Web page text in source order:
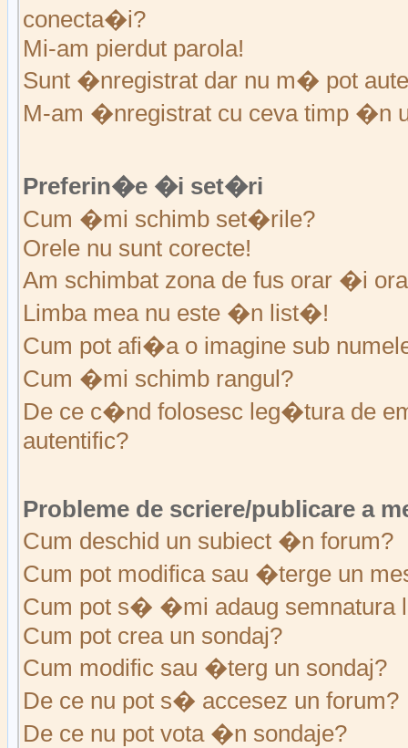
conecta�i?
Mi-am pierdut parola!
Sunt �nregistrat dar nu m� pot
M-am �nregistrat cu ceva timp �n
Preferin�e �i set�ri
Cum �mi schimb set�rile?
Orele nu sunt corecte!
Am schimbat zona de fus orar �i
Limba mea nu este �n list�!
Cum pot afi�a o imagine sub
Cum �mi schimb rangul?
De ce c�nd folosesc leg�tura de
autentific?
Probleme de scriere/publicare a
Cum deschid un subiect �n forum?
Cum pot modifica sau �terge un
Cum pot s� �mi adaug semnatura
Cum pot crea un sondaj?
Cum modific sau �terg un sondaj?
De ce nu pot s� accesez un forum?
De ce nu pot vota �n sondaje?